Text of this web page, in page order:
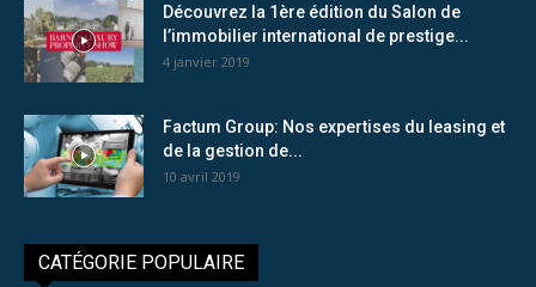
Découvrez la 1ère édition du Salon de
l’immobilier international de prestige...
4 janvier 2019
Factum Group: Nos expertises du leasing et
de la gestion de...
10 avril 2019
CATÉGORIE POPULAIRE